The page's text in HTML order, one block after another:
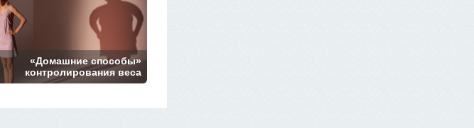
«Домашние способы»
контролирования веса